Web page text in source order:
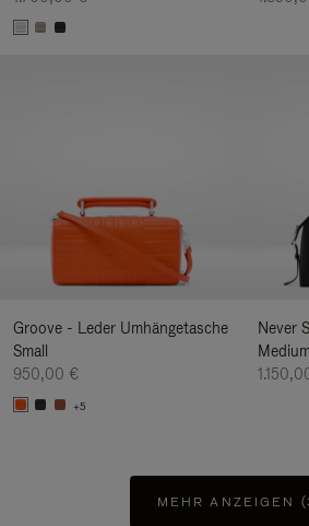
Groove - Leder Umhängetasche
Small
950,00 €
+5
Never
MEHR ANZEIGEN